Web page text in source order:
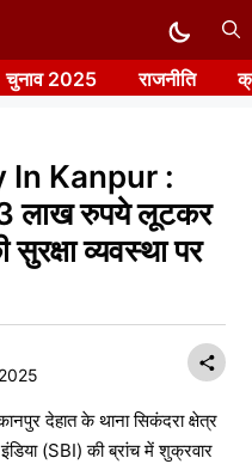
चुनाव 2025 राजनीति
In Kanpur :
3 लाख रुपये लूटकर
व्यवस्था पर
देहात के थाना सिकंदरा क्षेत्र
(SBI) की ब्रांच में शुक्रवार